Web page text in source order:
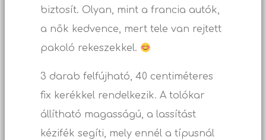
biztosít. Olyan, mint a francia autók,
a nők kedvence, mert tele van rejtett
pakoló rekeszekkel.
3 darab felfújható, 40 centiméteres
fix kerékkel rendelkezik. A tolókar
állítható magasságú, a lassítást
kézifék segíti, mely ennél a típusnál